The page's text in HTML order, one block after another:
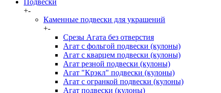
Подвески
+-
Каменные подвески для украшений
+-
Срезы Агата без отверстия
Агат с фольгой подвески (кулоны)
Агат с кварцем подвески (кулоны)
Агат резной подвески (кулоны)
Агат "Крэкл" подвески (кулоны)
Агат с огранкой подвески (кулоны)
Агат подвески (кулоны)